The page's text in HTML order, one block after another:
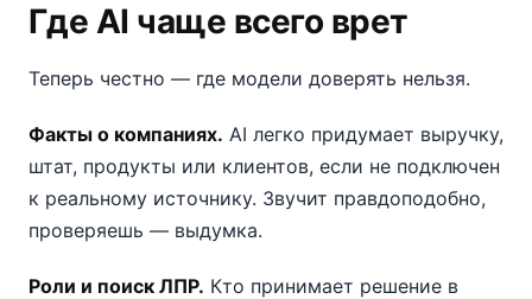
Где AI чаще всего врет
Теперь честно — где модели доверять нельзя.
Факты о компаниях. AI легко придумает выручку,
штат, продукты или клиентов, если не подключен
к реальному источнику. Звучит правдоподобно,
проверяешь — выдумка.
Роли и поиск ЛПР. Кто принимает решение в